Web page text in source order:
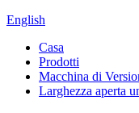
English
Casa
Prodotti
Macchina di
Larghezza aperta